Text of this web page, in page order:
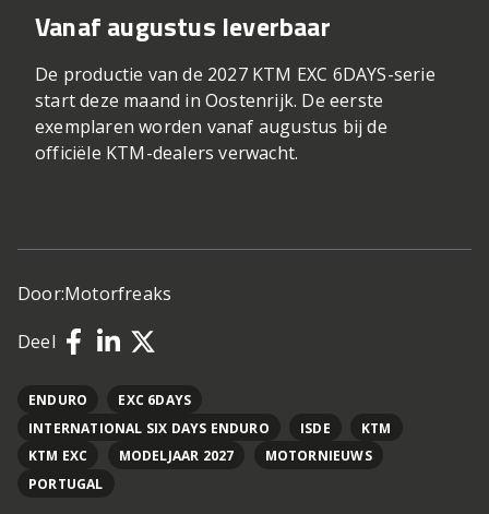
Vanaf augustus leverbaar
De productie van de 2027 KTM EXC 6DAYS-serie
start deze maand in Oostenrijk. De eerste
exemplaren worden vanaf augustus bij de
officiële KTM-dealers verwacht.
Door:Motorfreaks
Deel
ENDURO
EXC 6DAYS
INTERNATIONAL SIX DAYS ENDURO
ISDE
KTM
KTM EXC
MODELJAAR 2027
MOTORNIEUWS
PORTUGAL